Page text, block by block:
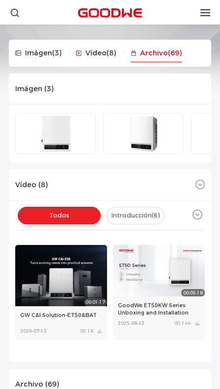
Imágen(3) Vídeo(8) Archivo(69)
Imágen (3)
Vídeo (8)
Todos Introducción(6)
00:01:17
GW C&I Solution-ET50&BAT
2026-07-13 16
00:05:18
GoodWe ET50KW Series
Unboxing and Installation
2025-08-22 144
Archivo (69)